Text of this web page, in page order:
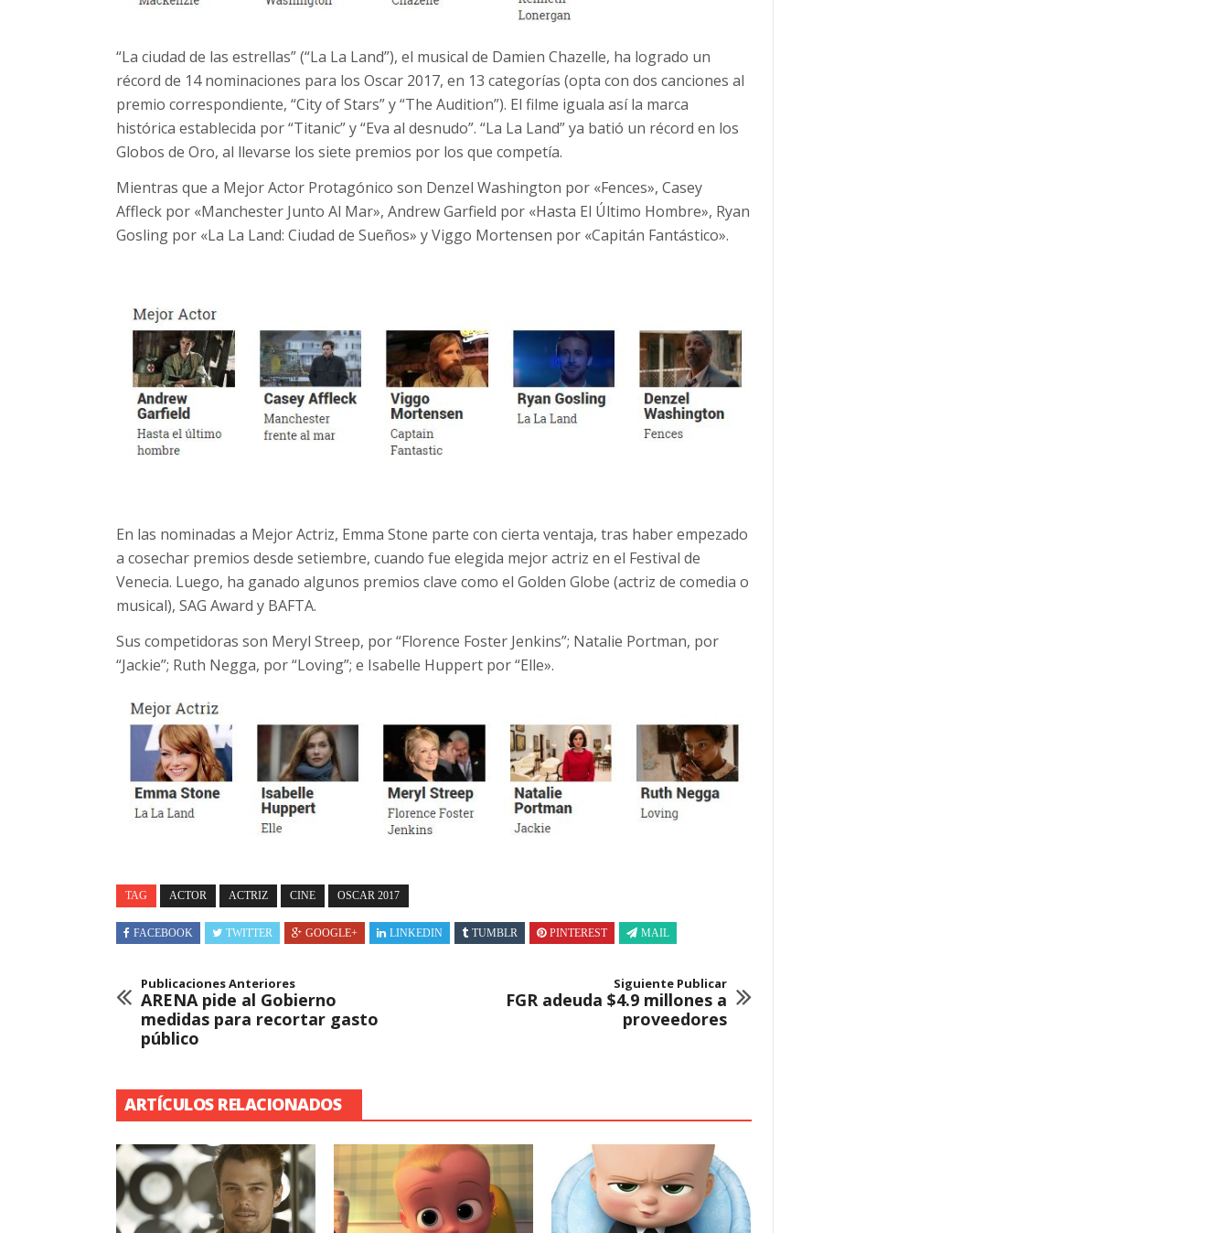
“La ciudad de las estrellas” (“La La Land”), el musical de Damien Chazelle, ha logrado un
récord de 14 nominaciones para los Oscar 2017, en 13 categorías (opta con dos canciones al
premio correspondiente, “City of Stars” y “The Audition”). El filme iguala así la marca
histórica establecida por “Titanic” y “Eva al desnudo”. “La La Land” ya batió un récord en los
Globos de Oro, al llevarse los siete premios por los que competía.
Mientras que a Mejor Actor Protagónico son Denzel Washington por «Fences», Casey
Affleck por «Manchester Junto Al Mar», Andrew Garfield por «Hasta El Último Hombre», Ryan
Gosling por «La La Land: Ciudad de Sueños» y Viggo Mortensen por «Capitán Fantástico».
En las nominadas a Mejor Actriz, Emma Stone parte con cierta ventaja, tras haber empezado
a cosechar premios desde setiembre, cuando fue elegida mejor actriz en el Festival de
Venecia. Luego, ha ganado algunos premios clave como el Golden Globe (actriz de comedia o
musical), SAG Award y BAFTA.
Sus competidoras son Meryl Streep, por “Florence Foster Jenkins”; Natalie Portman, por
“Jackie”; Ruth Negga, por “Loving”; e Isabelle Huppert por “Elle».
TAG ACTOR ACTRIZ CINE OSCAR 2017
FACEBOOK TWITTER GOOGLE+ LINKEDIN TUMBLR PINTEREST MAIL
Publicaciones Anteriores
ARENA pide al Gobierno
medidas para recortar gasto
público
Siguiente Publicar
FGR adeuda $4.9 millones a
proveedores
ARTÍCULOS RELACIONADOS